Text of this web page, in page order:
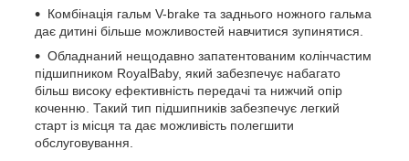
Комбінація гальм V-brake та заднього ножного гальма
дає дитині більше можливостей навчитися зупинятися.
Обладнаний нещодавно запатентованим колінчастим
підшипником RoyalBaby, який забезпечує набагато
більш високу ефективність передачі та нижчий опір
коченню. Такий тип підшипників забезпечує легкий
старт із місця та дає можливість полегшити
обслуговування.